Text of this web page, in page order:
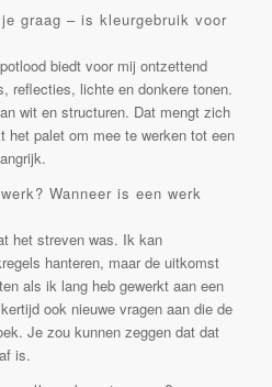
graag – is kleurgebruik voor
biedt voor mij ontzettend
reflecties, lichte en donkere tonen.
wit en structuren. Dat mengt zich
het palet om mee te werken tot een
Wanneer is een werk
het streven was. Ik kan
hanteren, maar de uitkomst
als ik lang heb gewerkt aan een
ook nieuwe vragen aan die de
Je zou kunnen zeggen dat dat
is.